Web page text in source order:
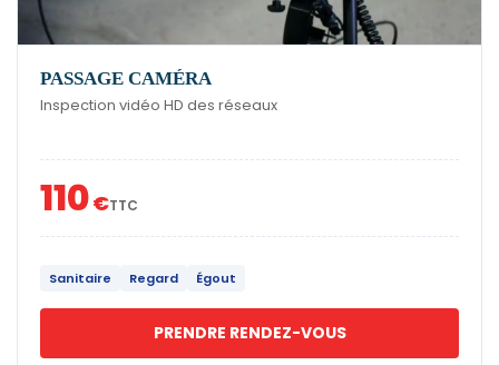
PASSAGE CAMÉRA
Inspection vidéo HD des réseaux
110€TTC
Sanitaire Regard Égout
PRENDRE RENDEZ-VOUS